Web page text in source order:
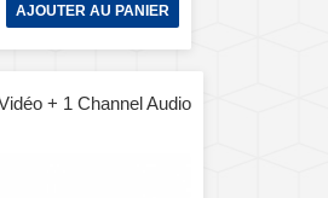
AJOUTER AU PANIER
+ 1 Channel Audio